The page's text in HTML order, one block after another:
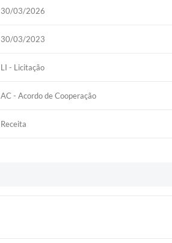
30/03/2026
30/03/2023
LI - Licitação
AC - Acordo de Cooperação
Receita